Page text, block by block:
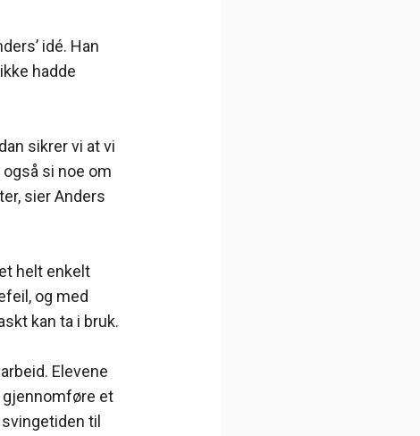
idé. Han
hadde
sikrer vi at vi
si noe om
sier Anders
helt enkelt
og med
kan ta i bruk.
Elevene
gjennomføre et
til